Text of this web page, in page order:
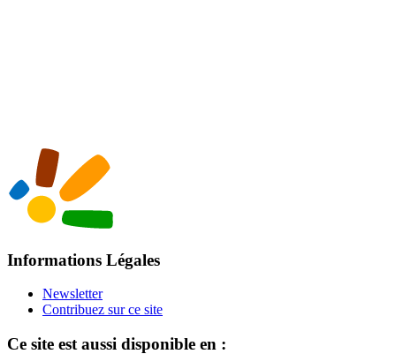
Informations Légales
Newsletter
Contribuez sur ce site
Ce site est aussi disponible en :